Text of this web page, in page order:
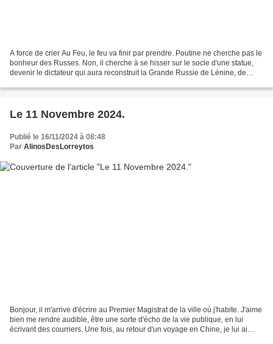
A force de crier Au Feu, le feu va finir par prendre. Poutine ne cherche pas le
bonheur des Russes. Non, il cherche à se hisser sur le socle d'une statue,
devenir le dictateur qui aura reconstruit la Grande Russie de Lénine, de
Le 11 Novembre 2024.
Publié le 16/11/2024 à 08:48
Par AlinosDesLorreytos
Bonjour, il m'arrive d'écrire au Premier Magistrat de la ville où j'habite. J'aime
bien me rendre audible, être une sorte d'écho de la vie publique, en lui
écrivant des courriers. Une fois, au retour d'un voyage en Chine, je lui ai